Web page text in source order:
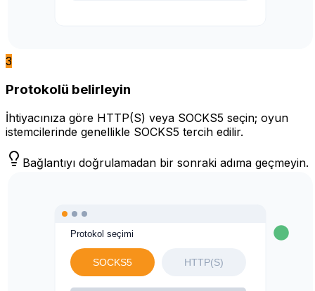
3
Protokolü belirleyin
İhtiyacınıza göre HTTP(S) veya SOCKS5 seçin; oyun
istemcilerinde genellikle SOCKS5 tercih edilir.
Bağlantıyı doğrulamadan bir sonraki adıma geçmeyin.